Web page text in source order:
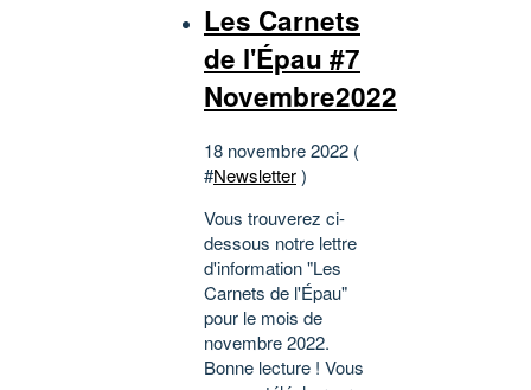
Les Carnets
de l'Épau #7
Novembre2022
18 novembre 2022 (
#Newsletter)
Vous trouverez ci-
dessous notre lettre
d'information "Les
Carnets de l'Épau"
pour le mois de
novembre 2022.
Bonne lecture ! Vous